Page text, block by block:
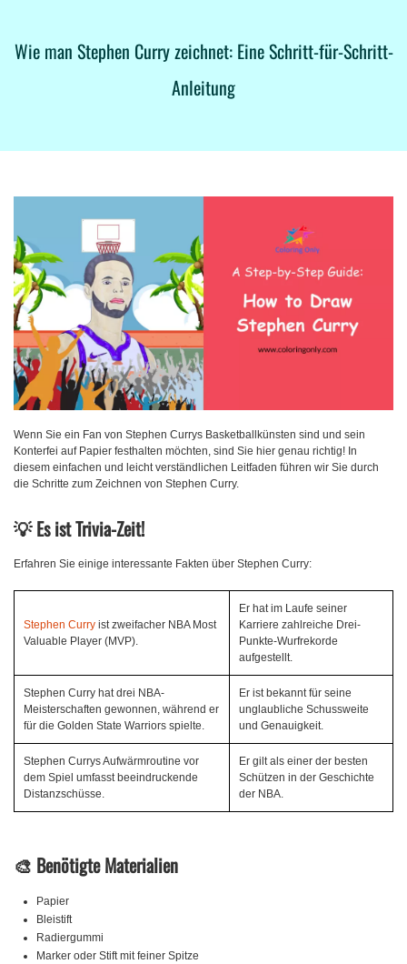
Wie man Stephen Curry zeichnet: Eine Schritt-für-Schritt-
Anleitung
Wenn Sie ein Fan von Stephen Currys Basketballkünsten sind und sein
Konterfei auf Papier festhalten möchten, sind Sie hier genau richtig! In
diesem einfachen und leicht verständlichen Leitfaden führen wir Sie durch
die Schritte zum Zeichnen von Stephen Curry.
💡Es ist Trivia-Zeit!
Erfahren Sie einige interessante Fakten über Stephen Curry:
Stephen Curry ist zweifacher NBA Most
Valuable Player (MVP).
Er hat im Laufe seiner
Karriere zahlreiche Drei-
Punkte-Wurfrekorde
aufgestellt.
Stephen Curry hat drei NBA-
Meisterschaften gewonnen, während er
für die Golden State Warriors spielte.
Er ist bekannt für seine
unglaubliche Schussweite
und Genauigkeit.
Stephen Currys Aufwärmroutine vor
dem Spiel umfasst beeindruckende
Distanzschüsse.
Er gilt als einer der besten
Schützen in der Geschichte
der NBA.
🎨 Benötigte Materialien
Papier
Bleistift
Radiergummi
Marker oder Stift mit feiner Spitze